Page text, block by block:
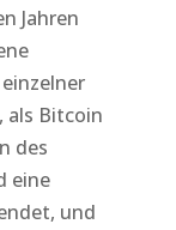
Jahren
als Bitcoin
des
eine
und